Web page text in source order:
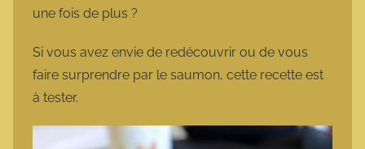
une fois de plus ?
Si vous avez envie de redécouvrir ou de vous
faire surprendre par le saumon, cette recette est
à tester.